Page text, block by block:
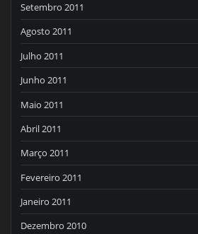
Setembro 2011
Agosto 2011
Julho 2011
Junho 2011
Maio 2011
Abril 2011
Março 2011
Fevereiro 2011
Janeiro 2011
Dezembro 2010